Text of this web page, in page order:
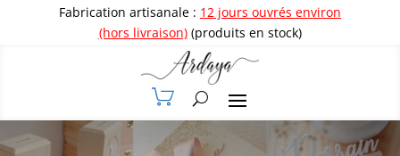
Fabrication artisanale : 12 jours ouvrés environ
(hors livraison)(produits en stock)